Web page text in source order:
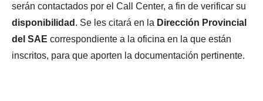
serán contactados por el Call Center, a fin de verificar su
disponibilidad . Se les citará en la Dirección Provincial
del SAE correspondiente a la oficina en la que están
inscritos, para que aporten la documentación pertinente.